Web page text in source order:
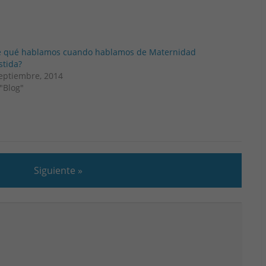
qué hablamos cuando hablamos de Maternidad
2014
Siguiente »